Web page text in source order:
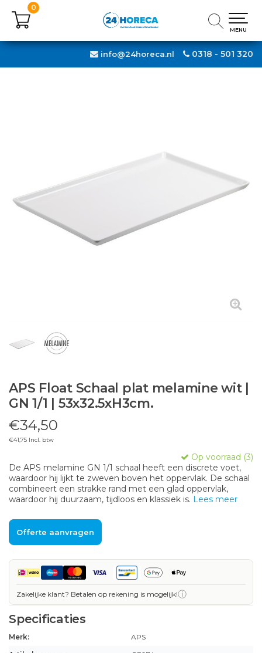
0318 - 501 320
info@24horeca.nl
0
MENU
0
MENU
APS Float Schaal plat melamine wit |
GN 1/1 | 53x32.5xH3cm.
€34,50
€41,75 Incl. btw
Op voorraad (3)
De APS melamine GN 1/1 schaal heeft een discrete voet,
waardoor hij lijkt te zweven boven het oppervlak. De schaal
combineert een strakke rand met een glad oppervlak,
waardoor hij duurzaam, tijdloos en klassiek is. Lees meer
Offerte aanvragen
Zakelijke klant? Betalen op rekening is mogelijk!ⓘ
Specificaties
Merk:
APS